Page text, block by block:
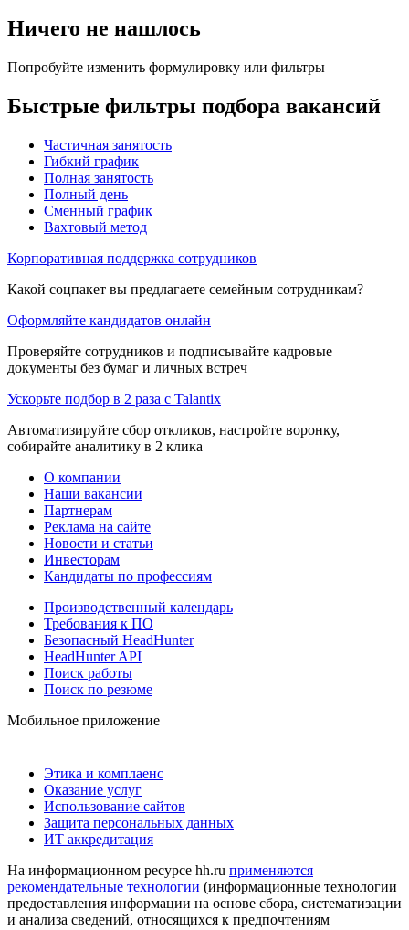
Ничего не нашлось
Попробуйте изменить формулировку или фильтры
Быстрые фильтры подбора вакансий
Частичная занятость
Гибкий график
Полная занятость
Полный день
Сменный график
Вахтовый метод
Корпоративная поддержка сотрудников
Какой соцпакет вы предлагаете семейным сотрудникам?
Оформляйте кандидатов онлайн
Проверяйте сотрудников и подписывайте кадровые
документы без бумаг и личных встреч
Ускорьте подбор в 2 раза с Talantix
Автоматизируйте сбор откликов, настройте воронку,
собирайте аналитику в 2 клика
О компании
Наши вакансии
Партнерам
Реклама на сайте
Новости и статьи
Инвесторам
Кандидаты по профессиям
Производственный календарь
Требования к ПО
Безопасный HeadHunter
HeadHunter API
Поиск работы
Поиск по резюме
Мобильное приложение
Этика и комплаенс
Оказание услуг
Использование сайтов
Защита персональных данных
ИТ аккредитация
На информационном ресурсе hh.ru применяются
рекомендательные технологии (информационные технологии
предоставления информации на основе сбора, систематизации
и анализа сведений, относящихся к предпочтениям